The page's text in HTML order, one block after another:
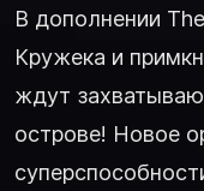
В дополнении
Кружека и
ждут
острове! Новое